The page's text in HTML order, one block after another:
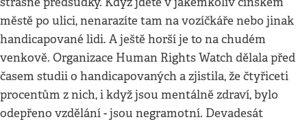
městě po ulici, nenarazíte tam na vozíčkáře nebo jinak
handicapované lidi. A ještě horší je to na chudém
venkově. Organizace Human Rights Watch dělala před
časem studii o handicapovaných a zjistila, že čtyřiceti
procentům z nich, i když jsou mentálně zdraví, bylo
odepřeno vzdělání - jsou negramotní. Devadesát